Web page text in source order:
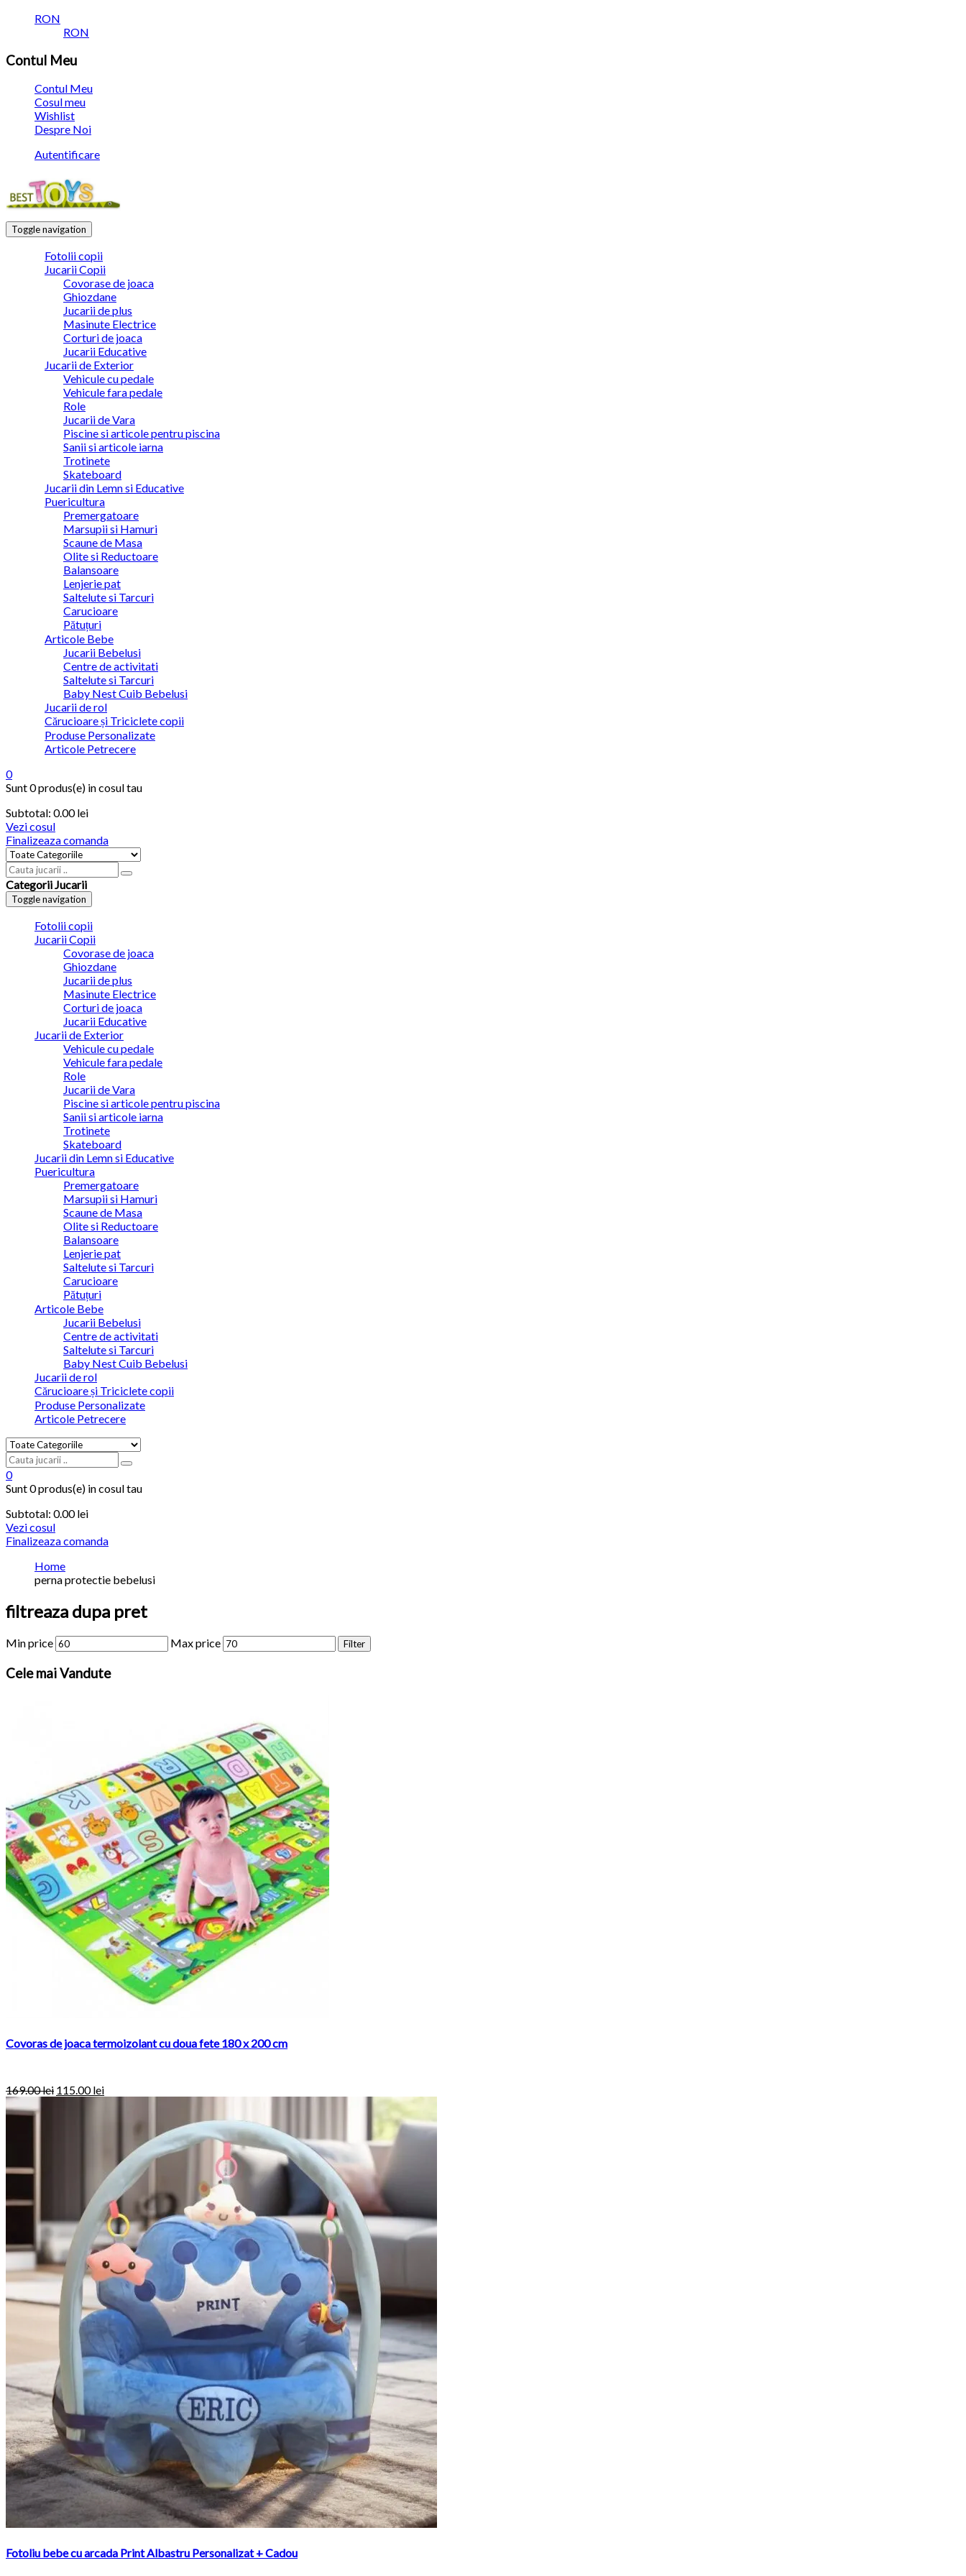
RON
RON
Contul Meu
Contul Meu
Cosul meu
Wishlist
Despre Noi
Autentificare
Toggle navigation
Fotolii copii
Jucarii Copii
Covorase de joaca
Ghiozdane
Jucarii de plus
Masinute Electrice
Corturi de joaca
Jucarii Educative
Jucarii de Exterior
Vehicule cu pedale
Vehicule fara pedale
Role
Jucarii de Vara
Piscine si articole pentru piscina
Sanii si articole iarna
Trotinete
Skateboard
Jucarii din Lemn si Educative
Puericultura
Premergatoare
Marsupii si Hamuri
Scaune de Masa
Olite si Reductoare
Balansoare
Lenjerie pat
Saltelute si Tarcuri
Carucioare
Pătuțuri
Articole Bebe
Jucarii Bebelusi
Centre de activitati
Saltelute si Tarcuri
Baby Nest Cuib Bebelusi
Jucarii de rol
Cărucioare și Triciclete copii
Produse Personalizate
Articole Petrecere
0
Sunt0 produs(e) in cosul tau
Subtotal: 0.00lei
Vezi cosul
Finalizeaza comanda
Categorii Jucarii
Toggle navigation
Fotolii copii
Jucarii Copii
Covorase de joaca
Ghiozdane
Jucarii de plus
Masinute Electrice
Corturi de joaca
Jucarii Educative
Jucarii de Exterior
Vehicule cu pedale
Vehicule fara pedale
Role
Jucarii de Vara
Piscine si articole pentru piscina
Sanii si articole iarna
Trotinete
Skateboard
Jucarii din Lemn si Educative
Puericultura
Premergatoare
Marsupii si Hamuri
Scaune de Masa
Olite si Reductoare
Balansoare
Lenjerie pat
Saltelute si Tarcuri
Carucioare
Pătuțuri
Articole Bebe
Jucarii Bebelusi
Centre de activitati
Saltelute si Tarcuri
Baby Nest Cuib Bebelusi
Jucarii de rol
Cărucioare și Triciclete copii
Produse Personalizate
Articole Petrecere
0
Sunt0 produs(e) in cosul tau
Subtotal: 0.00lei
Vezi cosul
Finalizeaza comanda
Home
perna protectie bebelusi
filtreaza dupa pret
Min price Max price Filter
Celemai Vandute
Covoras de joaca termoizolant cu doua fete 180 x 200 cm
169.00lei 115.00lei
Fotoliu bebe cu arcada Print Albastru Personalizat + Cadou